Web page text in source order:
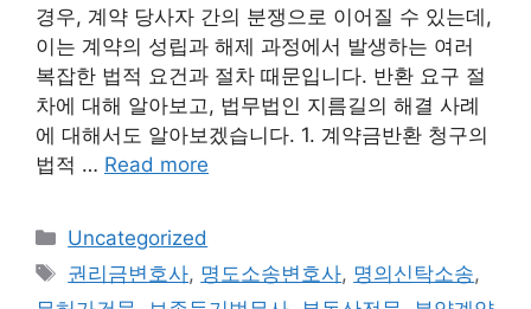
경우, 계약 당사자 간의 분쟁으로 이어질 수 있는데,
이는 계약의 성립과 해제 과정에서 발생하는 여러
복잡한 법적 요건과 절차 때문입니다. 반환 요구 절
차에 대해 알아보고, 법무법인 지름길의 해결 사례
에 대해서도 알아보겠습니다. 1. 계약금반환 청구의
법적 … Read more
Categories
Uncategorized
Tags
권리금변호사, 명도소송변호사, 명의신탁소송,